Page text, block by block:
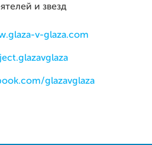
и звезд
v-glaza.com
glazavglaza